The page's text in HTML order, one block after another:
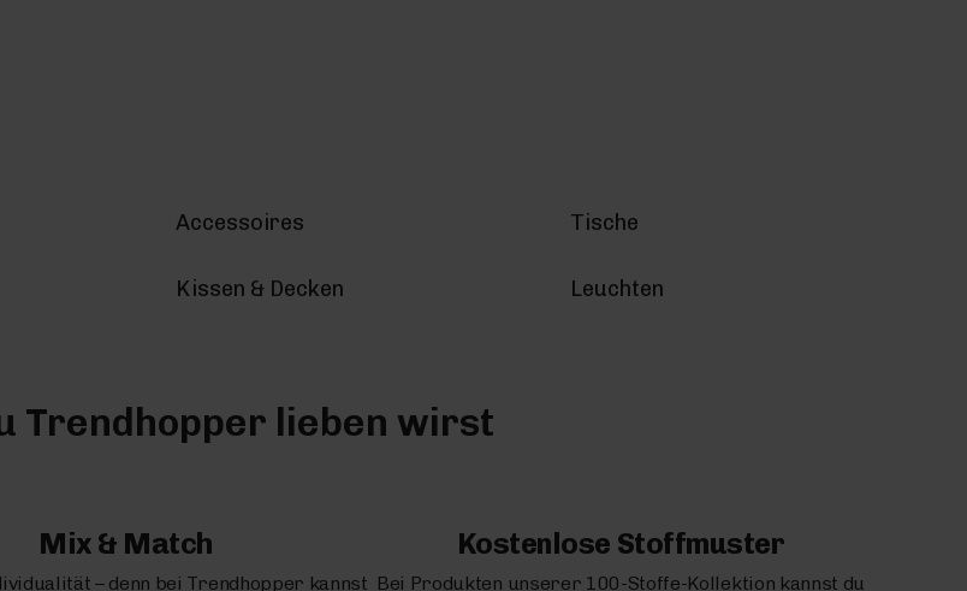
Accessoires Tische
Kissen & Decken Leuchten
Trendhopper lieben wirst
Mix & Match
– denn bei Trendhopper kannst
Kostenlose Stoffmuster
Bei Produkten unserer 100-Stoffe-Kollektion kannst du